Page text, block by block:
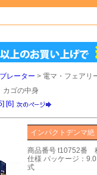
レーター > 電マ・フェアリ
カゴの中身
[6]
インパクトデンマ絶
商品番号 t10752番
仕様 パッケージ：
式